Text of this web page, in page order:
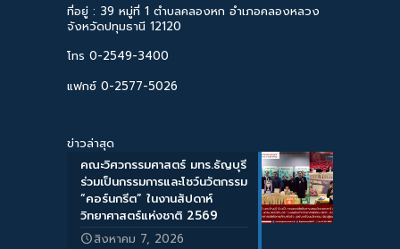
ที่อยู่ : 39 หมู่ที่ 1 ตำบลคลองหก อำเภอคลองหลวง
จังหวัดปทุมธานี 12120
โทร 0-2549-3400
แฟกซ์ 0-2577-5026
ข่าวล่าสุด
คณะวิศวกรรมศาสตร์ มทร.ธัญบุรี
ร่วมเป็นกรรมการและโชว์นวัตกรรม
“คอร์นกรีต” ในงานสัปดาห์
วิทยาศาสตร์แห่งชาติ 2569
สิงหาคม 7, 2026